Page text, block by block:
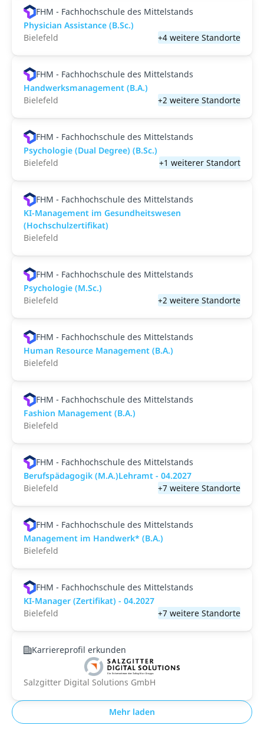
FHM - Fachhochschule des Mittelstands
Physician Assistance (B.Sc.)
Bielefeld
+4 weitere Standorte
FHM - Fachhochschule des Mittelstands
Handwerksmanagement (B.A.)
Bielefeld
+2 weitere Standorte
FHM - Fachhochschule des Mittelstands
Psychologie (Dual Degree) (B.Sc.)
Bielefeld
+1 weiterer Standort
FHM - Fachhochschule des Mittelstands
KI-Management im Gesundheitswesen
(Hochschulzertifikat)
Bielefeld
FHM - Fachhochschule des Mittelstands
Psychologie (M.Sc.)
Bielefeld
+2 weitere Standorte
FHM - Fachhochschule des Mittelstands
Human Resource Management (B.A.)
Bielefeld
FHM - Fachhochschule des Mittelstands
Fashion Management (B.A.)
Bielefeld
FHM - Fachhochschule des Mittelstands
Berufspädagogik (M.A.)Lehramt - 04.2027
Bielefeld
+7 weitere Standorte
FHM - Fachhochschule des Mittelstands
Management im Handwerk* (B.A.)
Bielefeld
FHM - Fachhochschule des Mittelstands
KI-Manager (Zertifikat) - 04.2027
Bielefeld
+7 weitere Standorte
Karriereprofil erkunden
Salzgitter Digital Solutions GmbH
Mehr laden